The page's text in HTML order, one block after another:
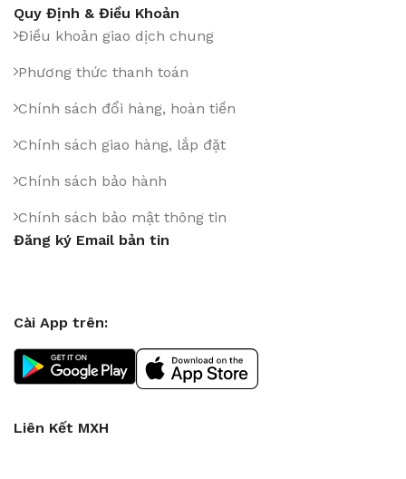
Quy Định & Điều Khoản
Điều khoản giao dịch chung
Phương thức thanh toán
Chính sách đổi hàng, hoàn tiền
Chính sách giao hàng, lắp đặt
Chính sách bảo hành
Chính sách bảo mật thông tin
Đăng ký Email bản tin
Cài App trên:
Liên Kết MXH